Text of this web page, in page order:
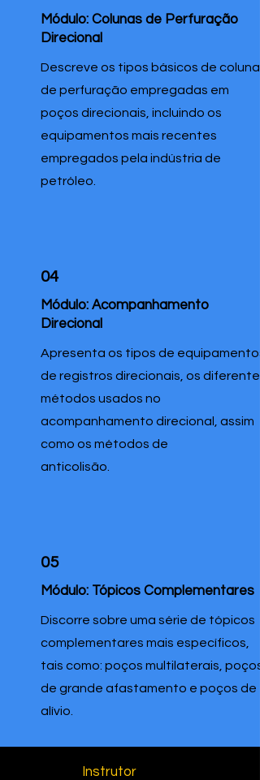
Módulo: Colunas de Perfuração
Direcional
Descreve os tipos básicos de coluna
de perfuração empregadas em
poços direcionais, incluindo os
equipamentos mais recentes
empregados pela indústria de
petróleo.
04
Módulo: Acompanhamento
Direcional
Apresenta os tipos de equipamentos
de registros direcionais, os diferentes
métodos usados no
acompanhamento direcional, assim
como os métodos de
anticolisão.
05
Módulo: Tópicos Complementares
Discorre sobre uma série de tópicos
complementares mais específicos,
tais como: poços multilaterais, poços
de grande afastamento e poços de
alívio.
Instrutor